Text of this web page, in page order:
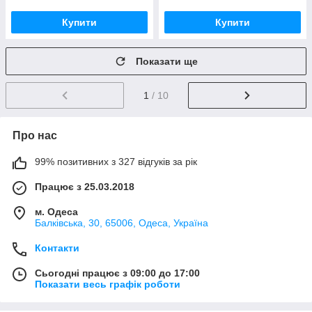
Купити Купити
Показати ще
1 / 10
Про нас
99% позитивних з 327 відгуків за рік
Працює з 25.03.2018
м. Одеса
Балківська, 30, 65006, Одеса, Україна
Контакти
Сьогодні працює з 09:00 до 17:00
Показати весь графік роботи